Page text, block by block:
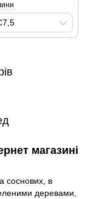
магазині
соснових, в
деревами,